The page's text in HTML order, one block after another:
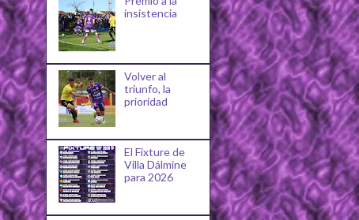
insistencia
Volver al
triunfo, la
prioridad
El Fixture de
Villa Dálmine
para 2026